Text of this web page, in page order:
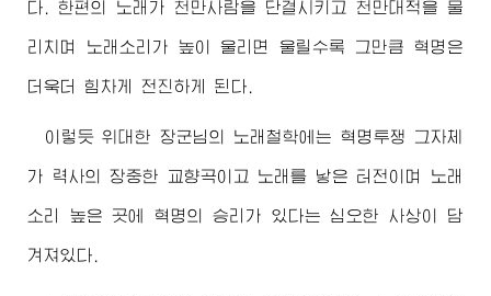
다. 한편의 노래가 천만사람을 단결시키고 천만대적을 물
리치며 노래소리가 높이 울리면 울릴수록 그만큼 혁명은
더욱더 힘차게 전진하게 된다.
이렇듯위대한 장군님 의 노래철학에는 혁명투쟁 그자체
가 력사의 장중한 교향곡이고 노래를 낳은 터전이며 노래
소리 높은 곳에 혁명의 승리가 있다는 심오한 사상이 담
겨져있다.